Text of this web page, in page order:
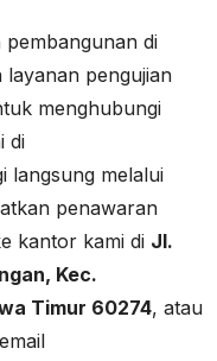
di
pengujian
menghubungi
di
langsung melalui
penawaran
kantor kami di Jl.
Kec.
Timur 60274, atau